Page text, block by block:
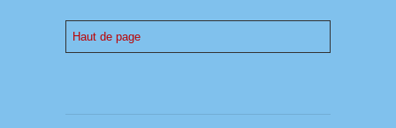
Haut de page